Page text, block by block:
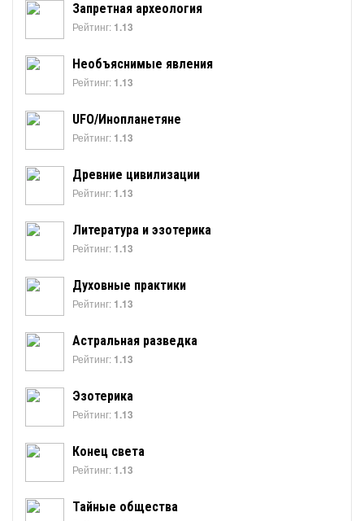
Запретная археология
Рейтинг: 1.13
Необъяснимые явления
Рейтинг: 1.13
UFO/Инопланетяне
Рейтинг: 1.13
Древние цивилизации
Рейтинг: 1.13
Литература и эзотерика
Рейтинг: 1.13
Духовные практики
Рейтинг: 1.13
Астральная разведка
Рейтинг: 1.13
Эзотерика
Рейтинг: 1.13
Конец света
Рейтинг: 1.13
Тайные общества